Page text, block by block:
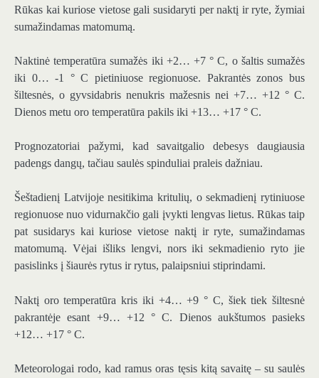
Rūkas kai kuriose vietose gali susidaryti per naktį ir ryte, žymiai
sumažindamas matomumą.
Naktinė temperatūra sumažės iki +2… +7 ° C, o šaltis sumažės
iki 0… -1 ° C pietiniuose regionuose. Pakrantės zonos bus
šiltesnės, o gyvsidabris nenukris mažesnis nei +7… +12 ° C.
Dienos metu oro temperatūra pakils iki +13… +17 ° C.
Prognozatoriai pažymi, kad savaitgalio debesys daugiausia
padengs dangų, tačiau saulės spinduliai praleis dažniau.
Šeštadienį Latvijoje nesitikima kritulių, o sekmadienį rytiniuose
regionuose nuo vidurnakčio gali įvykti lengvas lietus. Rūkas taip
pat susidarys kai kuriose vietose naktį ir ryte, sumažindamas
matomumą. Vėjai išliks lengvi, nors iki sekmadienio ryto jie
pasislinks į šiaurės rytus ir rytus, palaipsniui stiprindami.
Naktį oro temperatūra kris iki +4… +9 ° C, šiek tiek šiltesnė
pakrantėje esant +9… +12 ° C. Dienos aukštumos pasieks
+12… +17 ° C.
Meteorologai rodo, kad ramus oras tęsis kitą savaitę – su saulės